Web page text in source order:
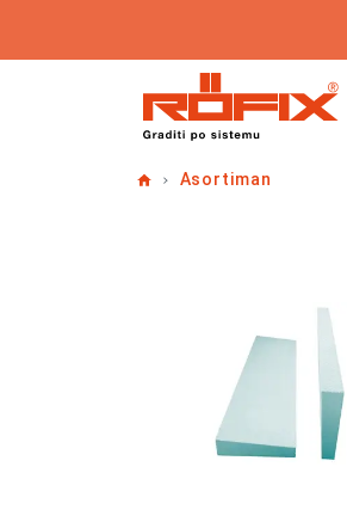
HomeAsortiman